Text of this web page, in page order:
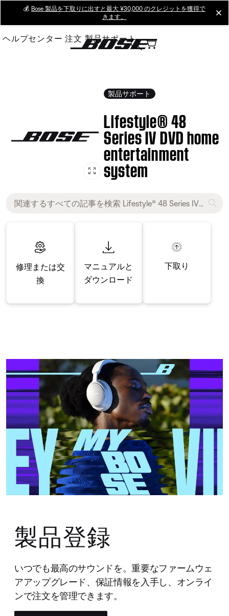
Main
💰 Bose 製品を下取りに出すと最大 ¥30,000 のクレジットを獲得で
きます。
ヘルプセンター 注文 製品サポート
製品サポート
Lifestyle® 48
Series IV DVD home
entertainment
system
修理または交
換
マニュアルと
ダウンロード
下取り
製品登録
いつでも最高のサウンドを。重要なファームウェ
アアップグレード、保証情報を入手し、オンライ
ンで注文を管理できます。